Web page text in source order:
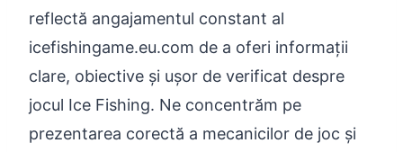
reflectă angajamentul constant al
icefishingame.eu.com de a oferi informații
clare, obiective și ușor de verificat despre
jocul Ice Fishing. Ne concentrăm pe
prezentarea corectă a mecanicilor de joc și